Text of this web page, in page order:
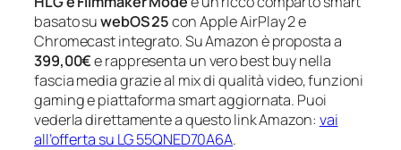
basato suwebOS 25con Apple AirPlay 2 e
Chromecast integrato. Su Amazon è proposta a
399,00€e rappresenta un vero best buy nella
fascia media grazie al mix di qualità video, funzioni
gaming e piattaforma smart aggiornata. Puoi
vederla direttamente a questo link Amazon: vai
all’offerta su LG 55QNED70A6A.